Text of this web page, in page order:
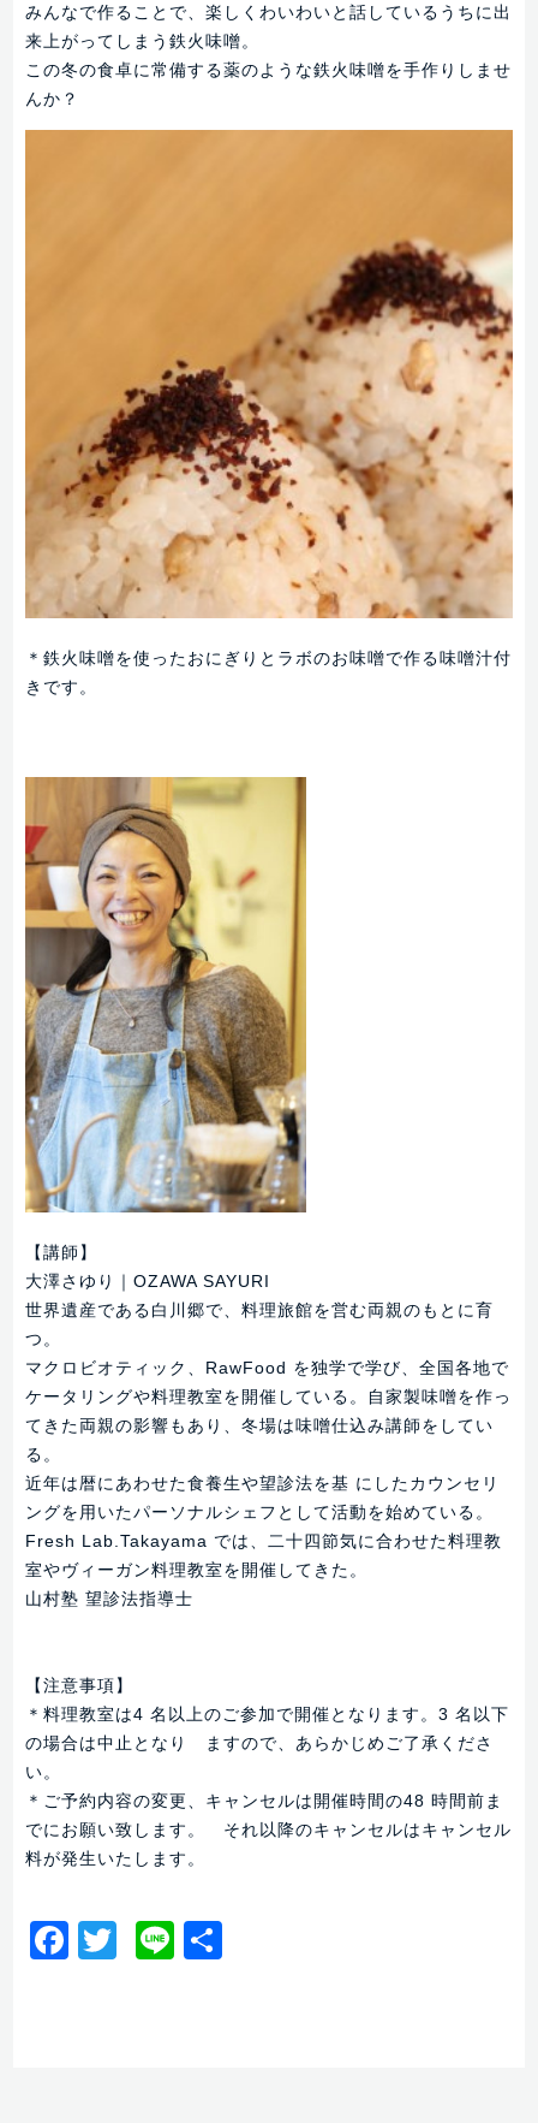
みんなで作ることで、楽しくわいわいと話しているうちに出
来上がってしまう鉄火味噌。
この冬の食卓に常備する薬のような鉄火味噌を手作りしませ
んか？
＊鉄火味噌を使ったおにぎりとラボのお味噌で作る味噌汁付
きです。
【講師】
大澤さゆり｜OZAWA SAYURI
世界遺産である白川郷で、料理旅館を営む両親のもとに育
つ。
マクロビオティック、RawFood を独学で学び、全国各地で
ケータリングや料理教室を開催している。自家製味噌を作っ
てきた両親の影響もあり、冬場は味噌仕込み講師をしてい
る。
近年は暦にあわせた食養生や望診法を基 にしたカウンセリ
ングを用いたパーソナルシェフとして活動を始めている。
Fresh Lab.Takayama では、二十四節気に合わせた料理教
室やヴィーガン料理教室を開催してきた。
山村塾 望診法指導士
【注意事項】
＊料理教室は4 名以上のご参加で開催となります。3 名以下
の場合は中止となり ますので、あらかじめご了承くださ
い。
＊ご予約内容の変更、キャンセルは開催時間の48 時間前ま
でにお願い致します。 それ以降のキャンセルはキャンセル
料が発生いたします。
Facebook
Twitter
Line